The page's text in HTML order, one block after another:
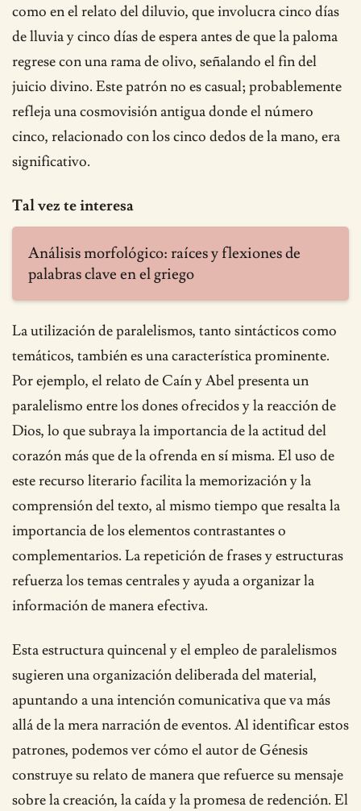
como en el relato del diluvio, que involucra cinco días
de lluvia y cinco días de espera antes de que la paloma
regrese con una rama de olivo, señalando el fin del
juicio divino. Este patrón no es casual; probablemente
refleja una cosmovisión antigua donde el número
cinco, relacionado con los cinco dedos de la mano, era
significativo.
Tal vez te interesa
Análisis morfológico: raíces y flexiones de
palabras clave en el griego
La utilización de paralelismos, tanto sintácticos como
temáticos, también es una característica prominente.
Por ejemplo, el relato de Caín y Abel presenta un
paralelismo entre los dones ofrecidos y la reacción de
Dios, lo que subraya la importancia de la actitud del
corazón más que de la ofrenda en sí misma. El uso de
este recurso literario facilita la memorización y la
comprensión del texto, al mismo tiempo que resalta la
importancia de los elementos contrastantes o
complementarios. La repetición de frases y estructuras
refuerza los temas centrales y ayuda a organizar la
información de manera efectiva.
Esta estructura quincenal y el empleo de paralelismos
sugieren una organización deliberada del material,
apuntando a una intención comunicativa que va más
allá de la mera narración de eventos. Al identificar estos
patrones, podemos ver cómo el autor de Génesis
construye su relato de manera que refuerce su mensaje
sobre la creación, la caída y la promesa de redención. El